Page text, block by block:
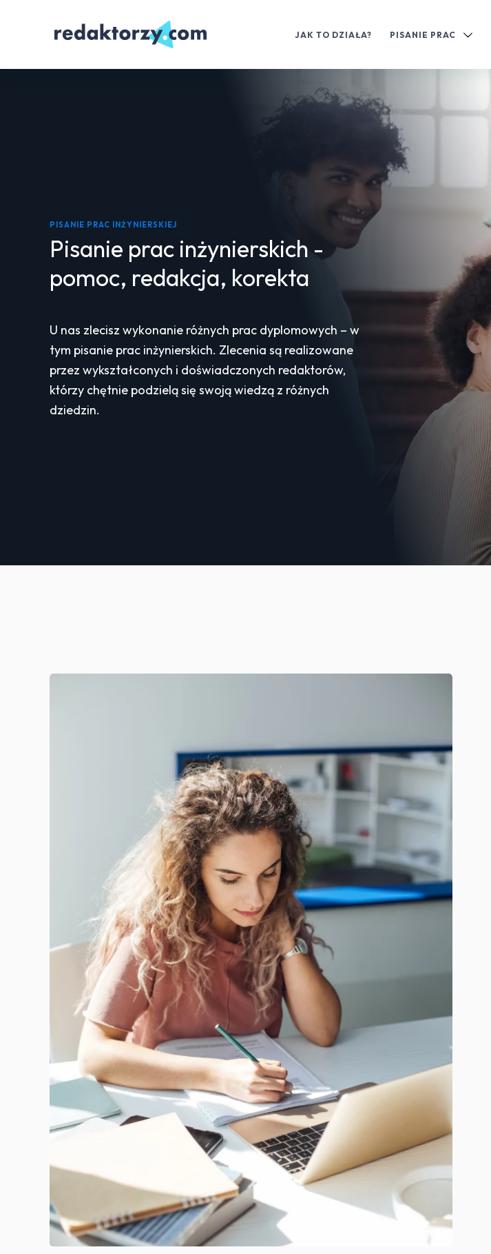
JAK TO DZIAŁA? PISANIE PRAC
PISANIE PRAC INŻYNIERSKIEJ
Pisanie prac inżynierskich -
pomoc, redakcja, korekta
U nas zlecisz wykonanie różnych prac dyplomowych – w
tym pisanie prac inżynierskich. Zlecenia są realizowane
przez wykształconych i doświadczonych redaktorów,
którzy chętnie podzielą się swoją wiedzą z różnych
dziedzin.